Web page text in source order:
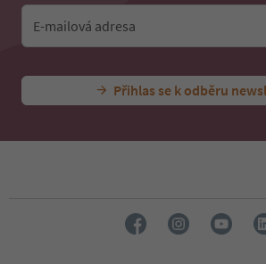
E-mailová adresa
Přihlas se k odběru